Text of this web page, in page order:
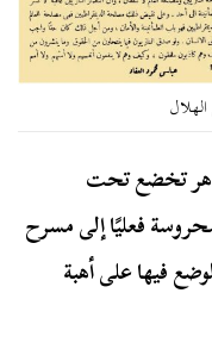
تخضع تحت
فعليًا إلى مسرح
فيها على أهبة